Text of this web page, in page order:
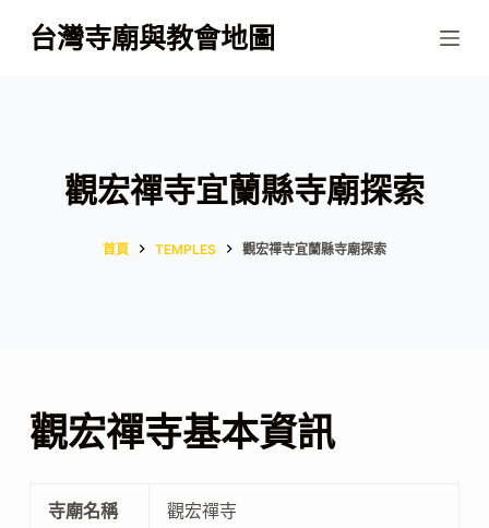
跳
至
台灣寺廟與教會地圖
觀宏禪寺宜蘭縣寺廟探索
首頁 TEMPLES 觀宏禪寺宜蘭縣寺廟探索
觀宏禪寺基本資訊
寺廟名稱 觀宏禪寺